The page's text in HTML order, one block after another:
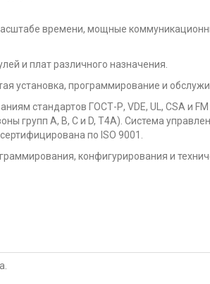
Модуль расширения 8
времени, мощные
и плат различного назначения.
установка, программирование и
стандартов ГОСТ-Р, VDE, UL, CSA и FM
групп A, B, C и D, T4A). Система
по ISO 9001.
конфигурирования и